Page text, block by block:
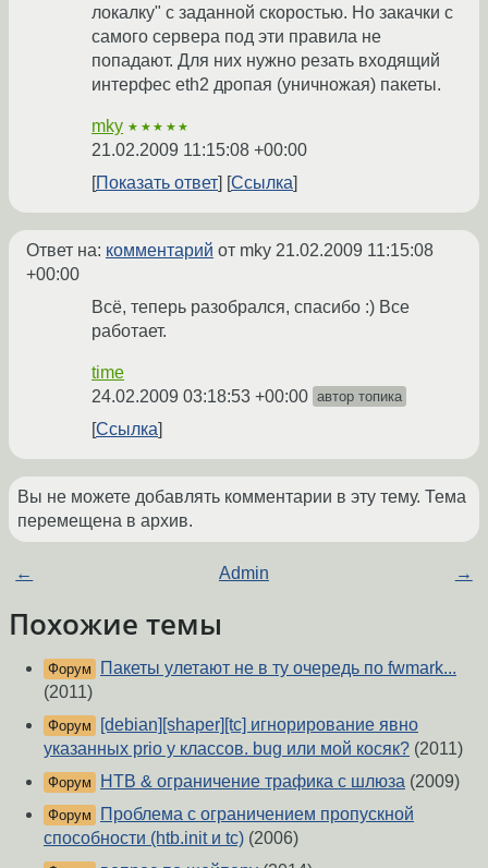
локалку" с заданной скоростью. Но закачки с
самого сервера под эти правила не
попадают. Для них нужно резать входящий
интерфес eth2 дропая (уничножая) пакеты.
mky ★★★★★
21.02.2009 11:15:08 +00:00
Показать ответ
Ссылка
Ответ на: комментарий от mky 21.02.2009 11:15:08
+00:00
Всё, теперь разобрался, спасибо :) Все
работает.
time
24.02.2009 03:18:53 +00:00 автор топика
Ссылка
Вы не можете добавлять комментарии в эту тему. Тема
перемещена в архив.
← Admin →
Похожие темы
Форум
Пакеты улетают не в ту очередь по fwmark...
(2011)
Форум
[debian][shaper][tc] игнорирование явно
указанных prio у классов. bug или мой косяк? (2011)
Форум HTB & ограничение трафика с шлюза (2009)
Форум
Проблема с ограничением пропускной
способности (htb.init и tc) (2006)